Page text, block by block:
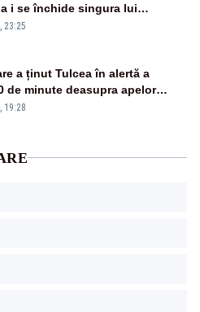
i se închide singura lui
23:25
a ținut Tulcea în alertă a
de minute deasupra apelor
Au fost ridicate două F-16
19:28